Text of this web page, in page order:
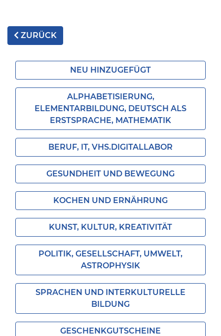
ZURÜCK
NEU HINZUGEFÜGT
ALPHABETISIERUNG,
ELEMENTARBILDUNG, DEUTSCH ALS
ERSTSPRACHE, MATHEMATIK
BERUF, IT, VHS.DIGITALLABOR
GESUNDHEIT UND BEWEGUNG
KOCHEN UND ERNÄHRUNG
KUNST, KULTUR, KREATIVITÄT
POLITIK, GESELLSCHAFT, UMWELT,
ASTROPHYSIK
SPRACHEN UND INTERKULTURELLE
BILDUNG
GESCHENKGUTSCHEINE